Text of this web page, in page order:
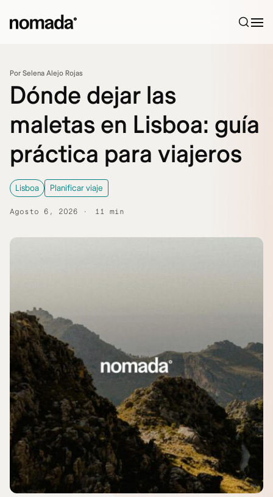
Por Selena Alejo Rojas
Dónde dejar las
maletas en Lisboa: guía
práctica para viajeros
Lisboa Planificar viaje
Agosto 6, 2026 11 min